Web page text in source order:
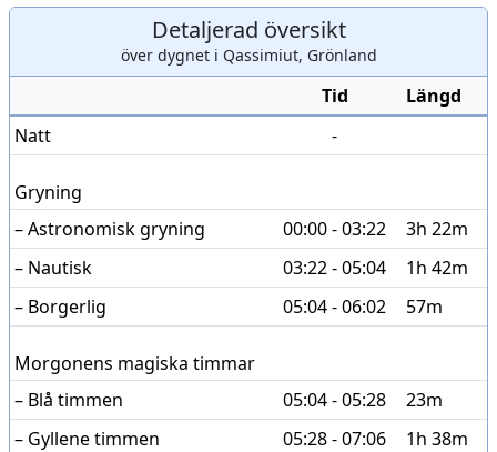
Detaljerad översikt
över dygnet i Qassimiut, Grönland
Tid
Längd
Natt
-
Gryning
– Astronomisk gryning
00:00 - 03:22
3h 22m
– Nautisk
03:22 - 05:04
1h 42m
– Borgerlig
05:04 - 06:02 57m
Morgonens magiska timmar
– Blå timmen
05:04 - 05:28
23m
– Gyllene timmen
05:28 - 07:06 1h 38m